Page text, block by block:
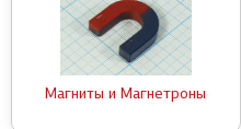
Магниты и Магнетроны